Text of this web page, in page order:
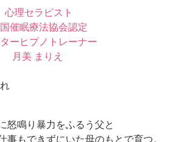
心理セラピスト
催眠療法協会認定
ーヒプノトレーナー
月美 まりえ
怒鳴り暴力をふるう父と
事もできずにいた母のもとで育つ。